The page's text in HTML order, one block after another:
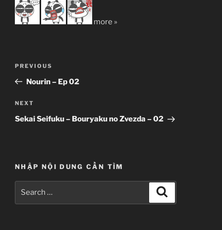
more »
Previous
Post
PREVIOUS
Nourin – Ep 02
Next
Post
NEXT
Sekai Seifuku – Bouryaku no Zvezda – 02
NHẬP NỘI DUNG CẦN TÌM